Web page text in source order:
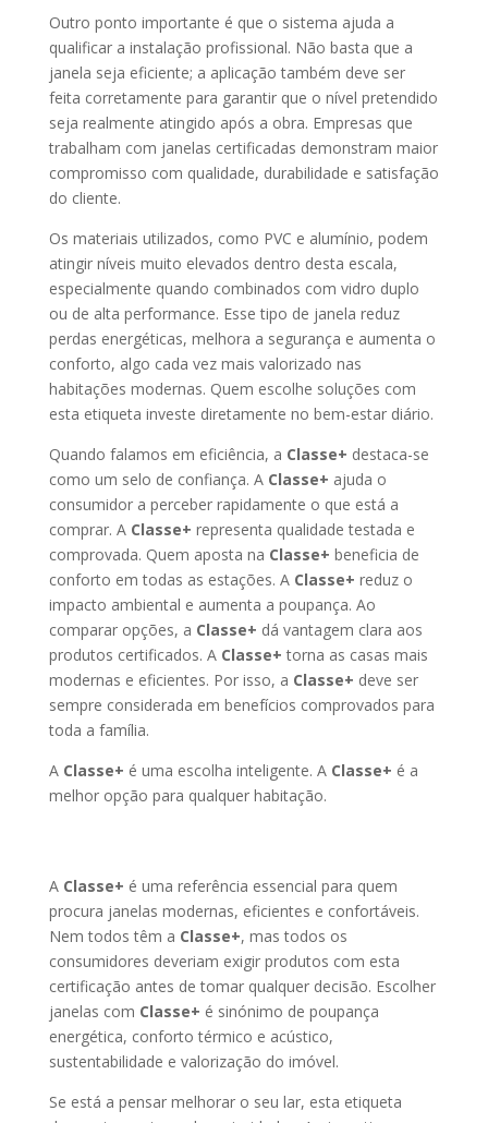
Outro ponto importante é que o sistema ajuda a
qualificar a instalação profissional. Não basta que a
janela seja eficiente; a aplicação também deve ser
feita corretamente para garantir que o nível pretendido
seja realmente atingido após a obra. Empresas que
trabalham com janelas certificadas demonstram maior
compromisso com qualidade, durabilidade e satisfação
do cliente.
Os materiais utilizados, como PVC e alumínio, podem
atingir níveis muito elevados dentro desta escala,
especialmente quando combinados com vidro duplo
ou de alta performance. Esse tipo de janela reduz
perdas energéticas, melhora a segurança e aumenta o
conforto, algo cada vez mais valorizado nas
habitações modernas. Quem escolhe soluções com
esta etiqueta investe diretamente no bem-estar diário.
Quando falamos em eficiência, a Classe+ destaca-se
como um selo de confiança. A Classe+ ajuda o
consumidor a perceber rapidamente o que está a
comprar. A Classe+ representa qualidade testada e
comprovada. Quem aposta na Classe+ beneficia de
conforto em todas as estações. A Classe+ reduz o
impacto ambiental e aumenta a poupança. Ao
comparar opções, a Classe+ dá vantagem clara aos
produtos certificados. A Classe+ torna as casas mais
modernas e eficientes. Por isso, a Classe+ deve ser
sempre considerada em benefícios comprovados para
toda a família.
A Classe+ é uma escolha inteligente. A Classe+ é a
melhor opção para qualquer habitação.
A Classe+ é uma referência essencial para quem
procura janelas modernas, eficientes e confortáveis.
Nem todos têm a Classe+, mas todos os
consumidores deveriam exigir produtos com esta
certificação antes de tomar qualquer decisão. Escolher
janelas com Classe+ é sinónimo de poupança
energética, conforto térmico e acústico,
sustentabilidade e valorização do imóvel.
Se está a pensar melhorar o seu lar, esta etiqueta